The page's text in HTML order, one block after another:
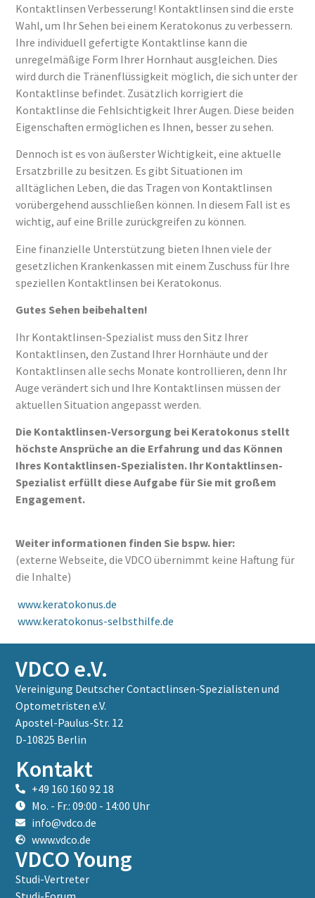
Kontaktlinsen Verbesserung! Kontaktlinsen sind die erste
Wahl, um Ihr Sehen bei einem Keratokonus zu verbessern.
Ihre individuell gefertigte Kontaktlinse kann die
unregelmäßige Form Ihrer Hornhaut ausgleichen. Dies
wird durch die Tränenflüssigkeit möglich, die sich unter der
Kontaktlinse befindet. Zusätzlich korrigiert die
Kontaktlinse die Fehlsichtigkeit Ihrer Augen. Diese beiden
Eigenschaften ermöglichen es Ihnen, besser zu sehen.
Dennoch ist es von äußerster Wichtigkeit, eine aktuelle
Ersatzbrille zu besitzen. Es gibt Situationen im
alltäglichen Leben, die das Tragen von Kontaktlinsen
vorübergehend ausschließen können. In diesem Fall ist es
wichtig, auf eine Brille zurückgreifen zu können.
Eine finanzielle Unterstützung bieten Ihnen viele der
gesetzlichen Krankenkassen mit einem Zuschuss für Ihre
speziellen Kontaktlinsen bei Keratokonus.
Gutes Sehen beibehalten!
Ihr Kontaktlinsen-Spezialist muss den Sitz Ihrer
Kontaktlinsen, den Zustand Ihrer Hornhäute und der
Kontaktlinsen alle sechs Monate kontrollieren, denn Ihr
Auge verändert sich und Ihre Kontaktlinsen müssen der
aktuellen Situation angepasst werden.
Die Kontaktlinsen-Versorgung bei Keratokonus stellt
höchste Ansprüche an die Erfahrung und das Können
Ihres Kontaktlinsen-Spezialisten. Ihr Kontaktlinsen-
Spezialist erfüllt diese Aufgabe für Sie mit großem
Engagement.
Weiter informationen finden Sie bspw. hier:
(externe Webseite, die VDCO übernimmt keine Haftung für
die Inhalte)
www.keratokonus.de
www.keratokonus-selbsthilfe.de
VDCO e.V.
Vereinigung Deutscher Contactlinsen-Spezialisten und
Optometristen e.V.
Apostel-Paulus-Str. 12
D-10825 Berlin
Kontakt
+49 160 160 92 18
Mo. - Fr.: 09:00 - 14:00 Uhr
info@vdco.de
www.vdco.de
VDCO Young
Studi-Vertreter